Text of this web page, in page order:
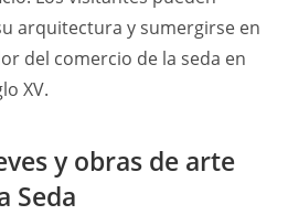
arquitectura y sumergirse en
del comercio de la seda en
XV.
y obras de arte
Seda